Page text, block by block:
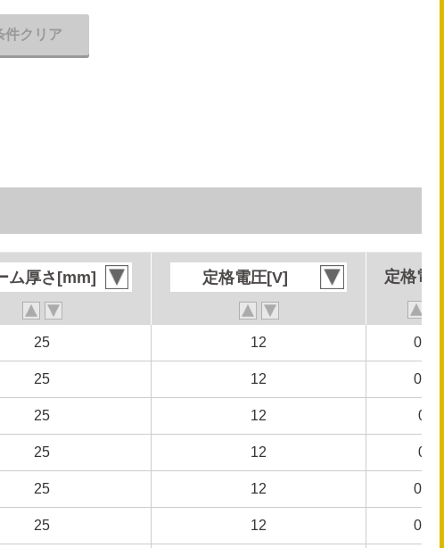
件クリア
ム厚さ[mm] 定格電圧[V] 定格電
25 12 0.14
25 12 0.14
25 12 0.1
25 12 0.1
25 12 0.07
25 12 0.07
ム厚さ[mm] 定格電圧[V] 定格電
25 12 0.14
25 12 0.14
25 12 0.1
25 12 0.1
25 12 0.07
25 12 0.07